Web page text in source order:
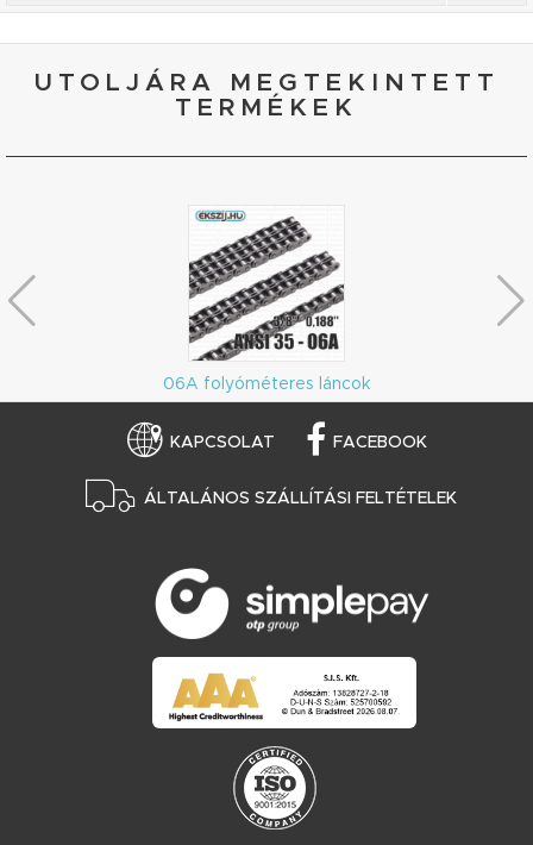
UTOLJÁRA MEGTEKINTETT
TERMÉKEK
06A folyóméteres láncok
KAPCSOLAT FACEBOOK
ÁLTALÁNOS SZÁLLÍTÁSI FELTÉTELEK